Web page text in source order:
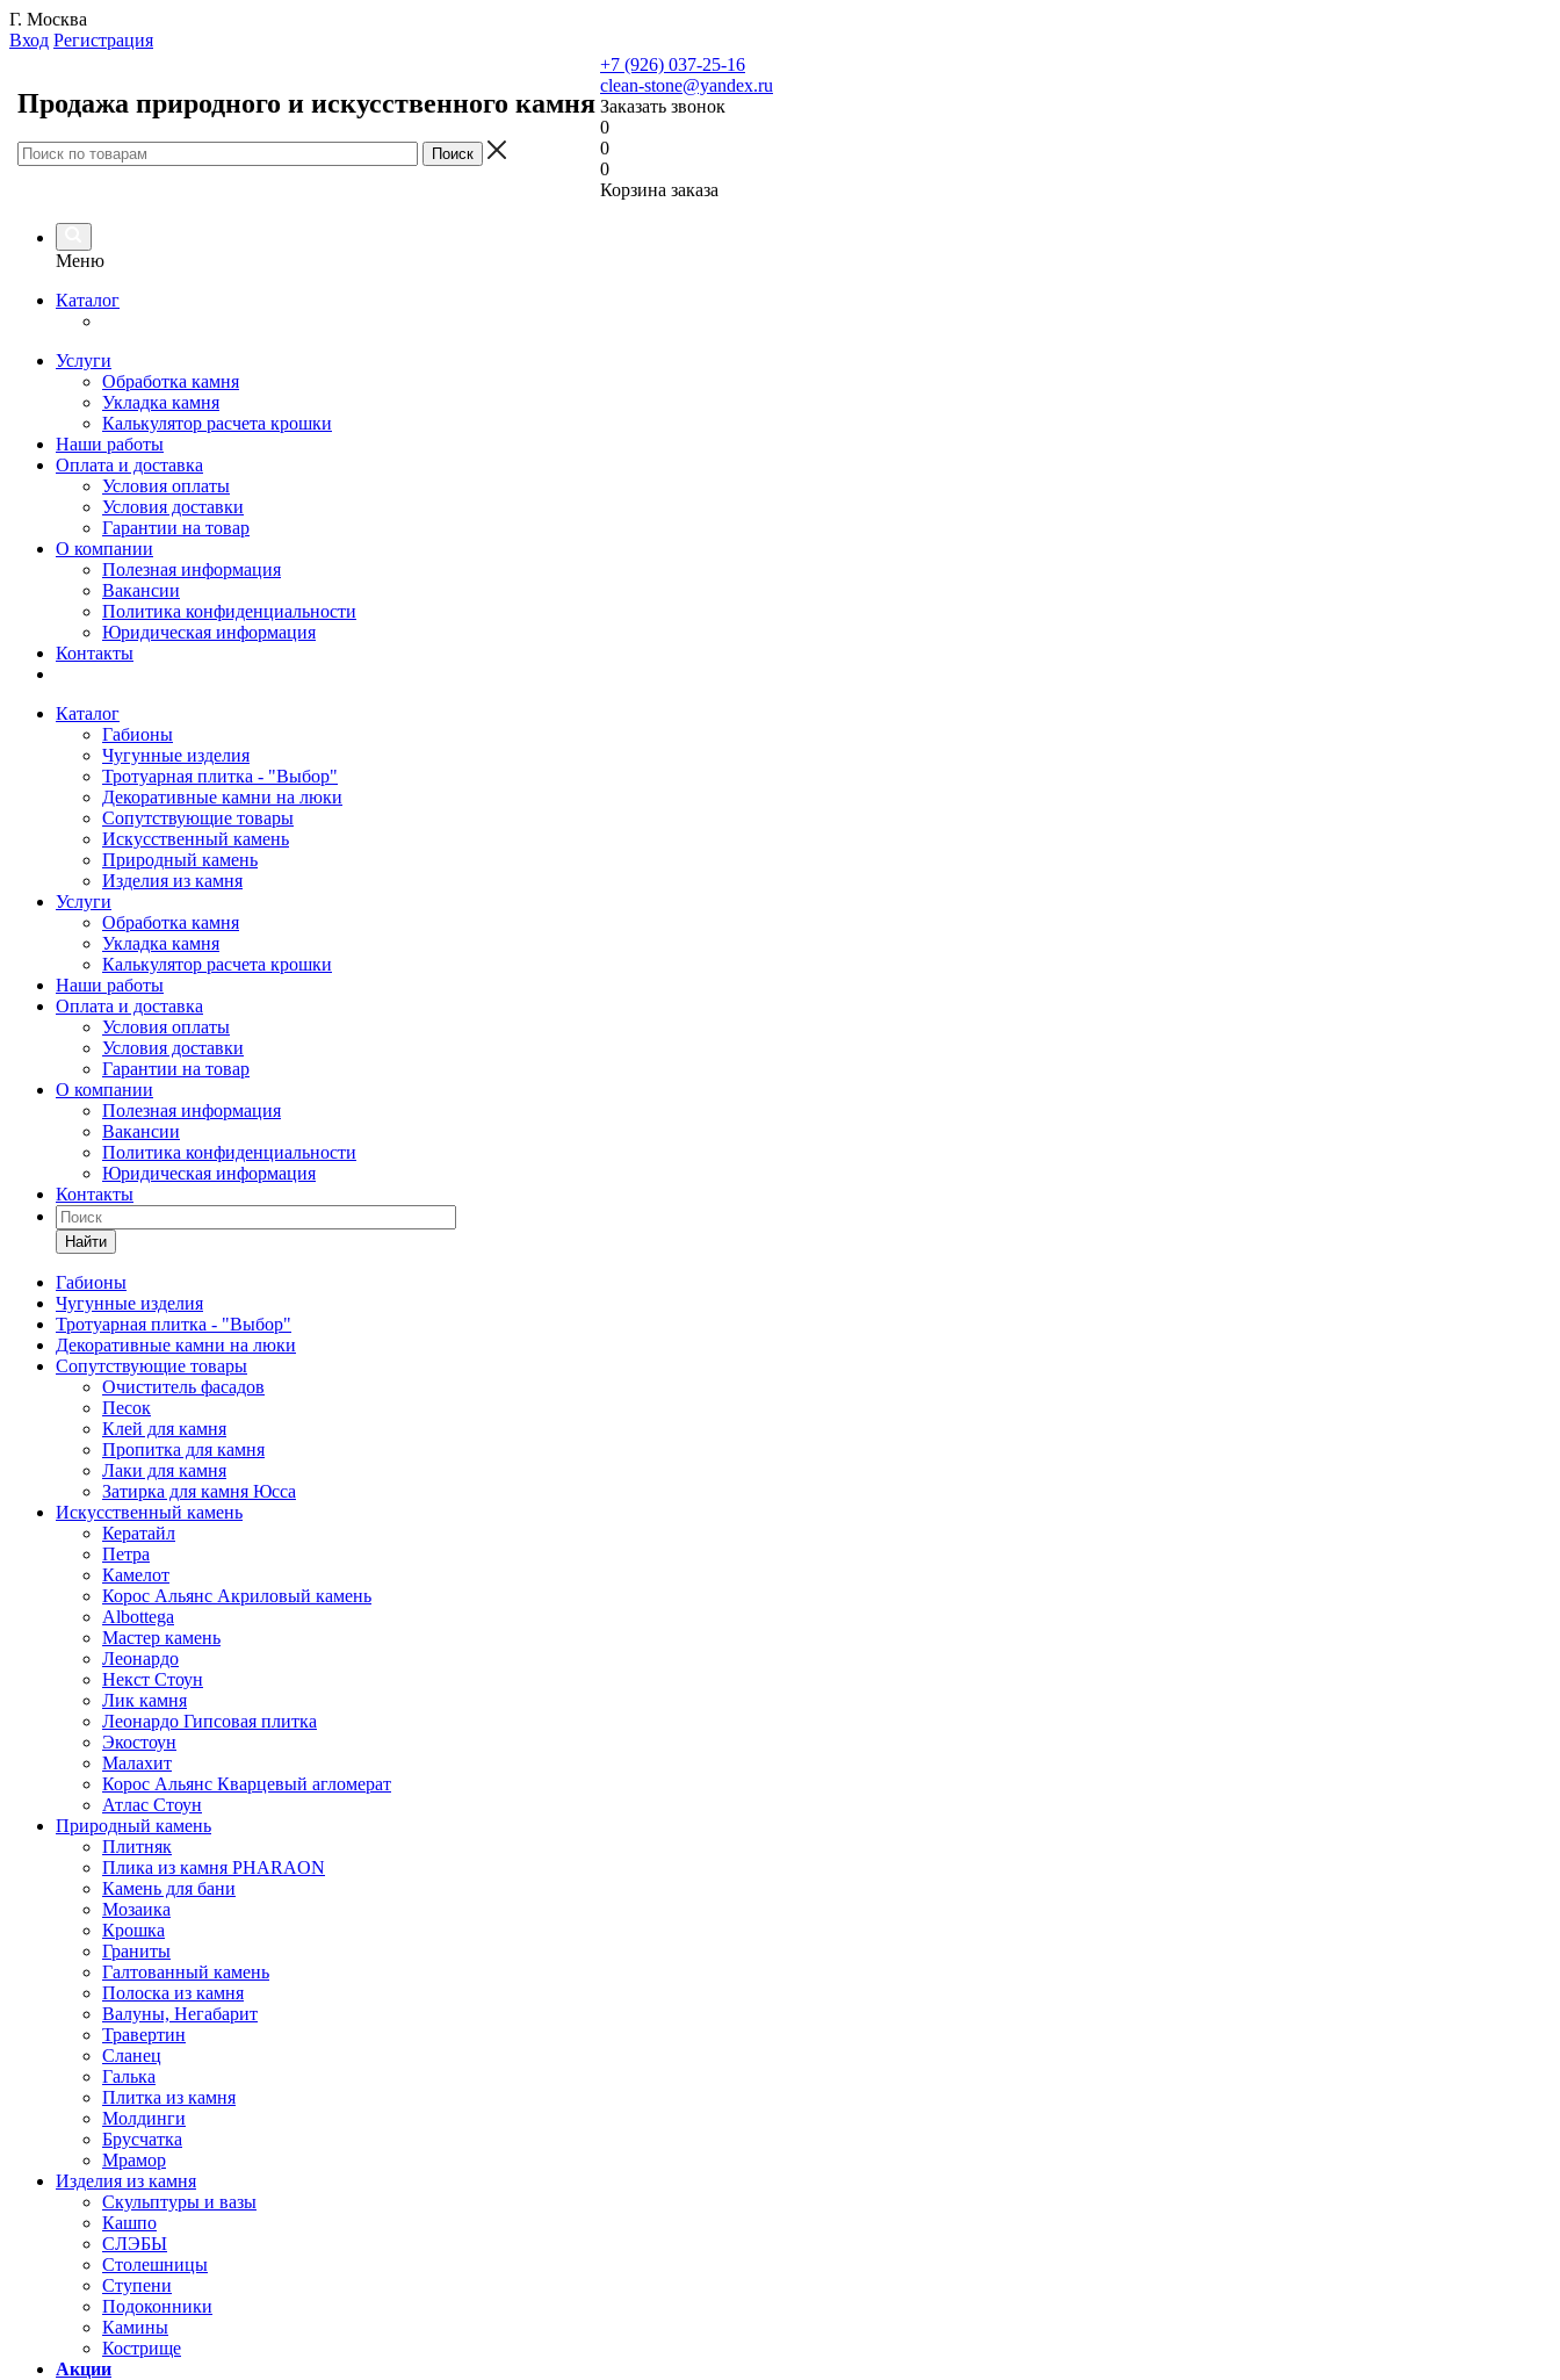
Г. Москва
Вход Регистрация
Продажа природного и искусственного камня
+7 (926) 037-25-16
clean-stone@yandex.ru
Заказать звонок
0
0
0
Корзина заказа
Меню
Каталог
Услуги
Обработка камня
Укладка камня
Калькулятор расчета крошки
Наши работы
Оплата и доставка
Условия оплаты
Условия доставки
Гарантии на товар
О компании
Полезная информация
Вакансии
Политика конфиденциальности
Юридическая информация
Контакты
Каталог
Габионы
Чугунные изделия
Тротуарная плитка - "Выбор"
Декоративные камни на люки
Сопутствующие товары
Искусственный камень
Природный камень
Изделия из камня
Услуги
Обработка камня
Укладка камня
Калькулятор расчета крошки
Наши работы
Оплата и доставка
Условия оплаты
Условия доставки
Гарантии на товар
О компании
Полезная информация
Вакансии
Политика конфиденциальности
Юридическая информация
Контакты
Найти
Габионы
Чугунные изделия
Тротуарная плитка - "Выбор"
Декоративные камни на люки
Сопутствующие товары
Очиститель фасадов
Песок
Клей для камня
Пропитка для камня
Лаки для камня
Затирка для камня Юсса
Искусственный камень
Кератайл
Петра
Камелот
Корос Альянс Акриловый камень
Albottega
Мастер камень
Леонардо
Некст Стоун
Лик камня
Леонардо Гипсовая плитка
Экостоун
Малахит
Корос Альянс Кварцевый агломерат
Атлас Стоун
Природный камень
Плитняк
Плика из камня PHARAON
Камень для бани
Мозаика
Крошка
Граниты
Галтованный камень
Полоска из камня
Валуны, Негабарит
Травертин
Сланец
Галька
Плитка из камня
Молдинги
Брусчатка
Мрамор
Изделия из камня
Скульптуры и вазы
Кашпо
СЛЭБЫ
Столешницы
Ступени
Подоконники
Камины
Кострище
Акции